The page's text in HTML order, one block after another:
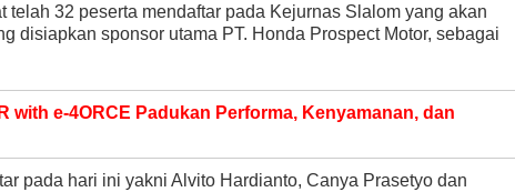
telah 32 peserta mendaftar pada Kejurnas Slalom yang akan
disiapkan sponsor utama PT. Honda Prospect Motor, sebagai
with e-4ORCE Padukan Performa, Kenyamanan, dan
pada hari ini yakni Alvito Hardianto, Canya Prasetyo dan